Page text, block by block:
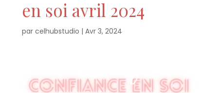
en soi avril 2024
par celhubstudio | Avr 3, 2024